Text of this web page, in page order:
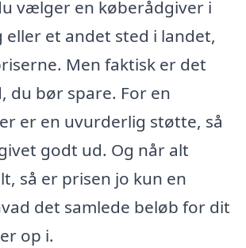
vælger en køberådgiver i
eller et andet sted i landet,
Men faktisk er det
du bør spare. For en
er en uvurderlig støtte, så
godt ud. Og når alt
så er prisen jo kun en
det samlede beløb for dit
op i.